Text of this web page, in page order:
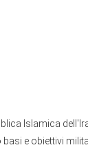
Islamica
e obiettivi